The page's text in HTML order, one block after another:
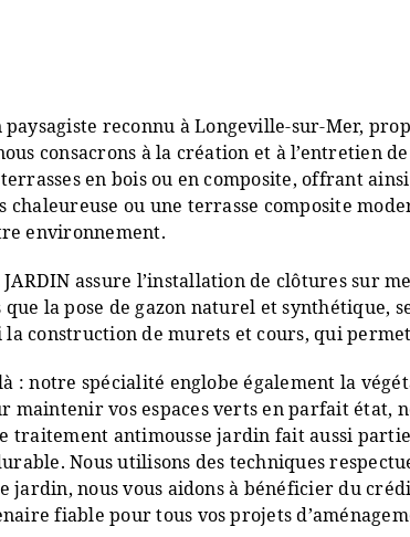
paysagiste reconnu à Longeville-sur-Mer,
consacrons à la création et à l’entretien
en bois ou en composite, offrant
ou une terrasse composite
environnement.
JARDIN assure l’installation de clôtures
la pose de gazon naturel et
la construction de murets et cours, qui
: notre spécialité englobe également la
vos espaces verts en parfait état,
traitement antimousse jardin fait aussi
Nous utilisons des techniques
nous vous aidons à bénéficier du
fiable pour tous vos projets